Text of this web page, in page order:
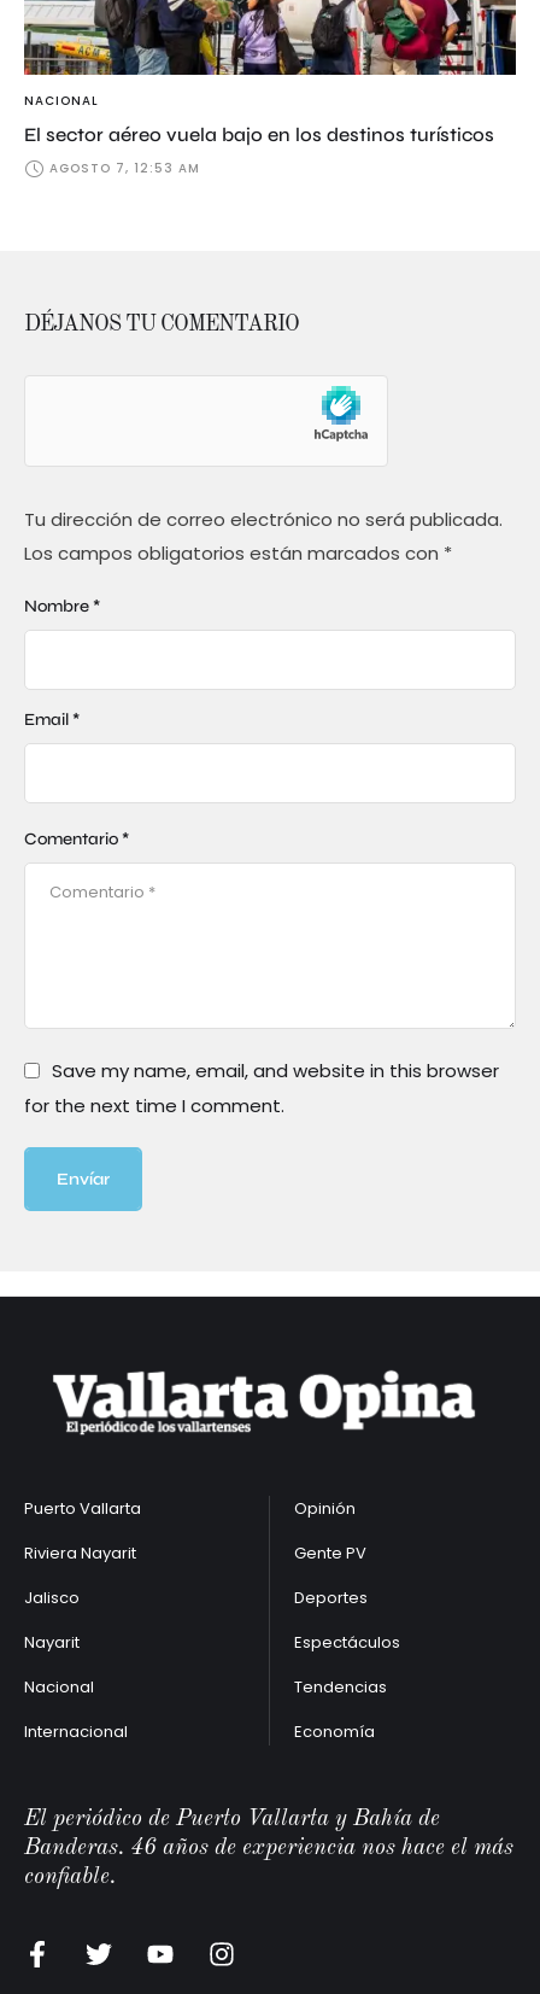
NACIONAL
El sector aéreo vuela bajo en los destinos turísticos
AGOSTO 7, 12:53 AM
DÉJANOS TU COMENTARIO
Tu dirección de correo electrónico no será publicada.
Los campos obligatorios están marcados con *
Comentario *
Nombre *
Email *
Save my name, email, and website in this browser
for the next time I comment.
Envíar
Puerto Vallarta
Riviera Nayarit
Jalisco
Nayarit
Nacional
Internacional
Opinión
Gente PV
Deportes
Espectáculos
Tendencias
Economía
El periódico de Puerto Vallarta y Bahía de
Banderas. 46 años de experiencia nos hace el más
confiable.